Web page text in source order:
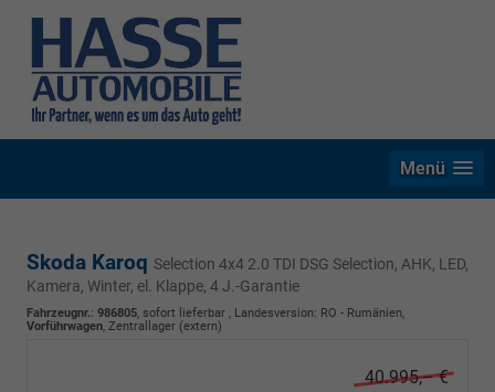
Menü
Skoda Karoq Selection 4x4 2.0 TDI DSG Selection, AHK, LED,
Kamera, Winter, el. Klappe, 4 J.-Garantie
Fahrzeugnr.: 986805, sofort lieferbar , Landesversion: RO - Rumänien,
Vorführwagen, Zentrallager (extern)
40.995,– €